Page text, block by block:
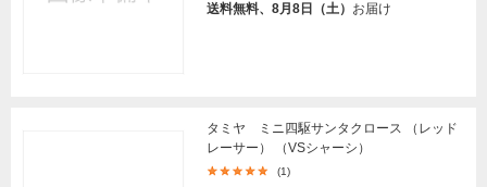
送料無料、8月8日（土） お届け
タミヤ ミニ四駆サンタクロース （レッド
レーサー） （VSシャーシ）
(1)